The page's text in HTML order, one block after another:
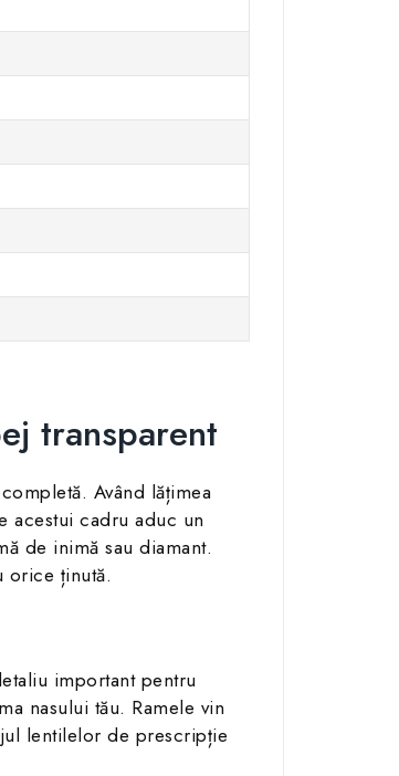
transparent
Având lățimea
acestui cadru aduc un
de inimă sau diamant.
orice ținută.
important pentru
nasului tău. Ramele vin
lentilelor de prescripție